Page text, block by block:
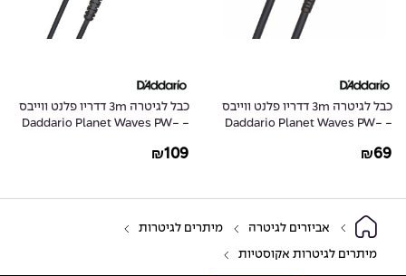
כבל לגיטרה 3m דדריו פלנט ווייבס
- Daddario Planet Waves PW-
₪69
כבל לגיטרה 3m דדריו פלנט ווייבס
- Daddario Planet Waves PW-
₪109
אביזרים לגיטרה מיתרים לגיטרות
מיתרים לגיטרות אקוסטיות